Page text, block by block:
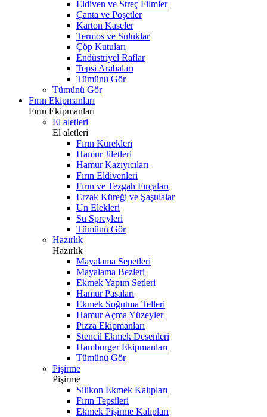
Eldiven ve Streç Filmler
Çanta ve Poşetler
Karton Kaseler
Termos ve Suluklar
Çöp Kutuları
Endüstriyel Raflar
Tepsi Arabaları
Tümünü Gör
Tümünü Gör
Fırın Ekipmanları
Fırın Ekipmanları
El aletleri
El aletleri
Fırın Kürekleri
Hamur Jiletleri
Hamur Kazıyıcıları
Fırın Eldivenleri
Fırın ve Tezgah Fırçaları
Erzak Küreği ve Şaşulalar
Un Elekleri
Su Spreyleri
Tümünü Gör
Hazırlık
Hazırlık
Mayalama Sepetleri
Mayalama Bezleri
Ekmek Yapım Setleri
Hamur Pasaları
Ekmek Soğutma Telleri
Hamur Açma Yüzeyler
Pizza Ekipmanları
Stencil Ekmek Desenleri
Hamburger Ekipmanları
Tümünü Gör
Pişirme
Pişirme
Silikon Ekmek Kalıpları
Fırın Tepsileri
Ekmek Pişirme Kalıpları